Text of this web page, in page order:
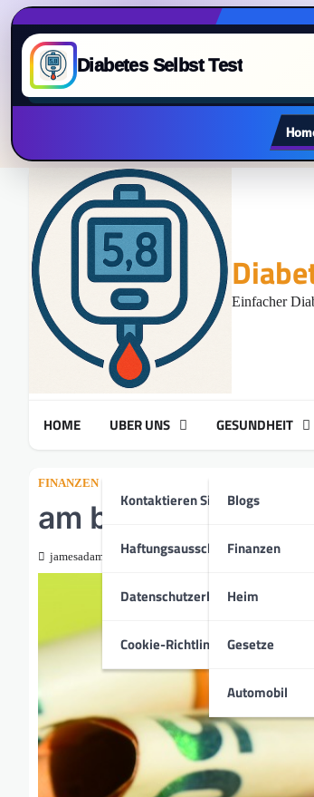
Diabetes Selbst Test
Einfacher
HOME UBER UNS
Kontaktieren Sie Uns
Haftungsausschluss
Datenschutzerklärung
Cookie-Richtlinie
GESUNDHEIT
Blogs
Finanzen
Heim
Gesetze
Automobil
FINANZEN
am besten
jamesadam7513 September 5, 2025